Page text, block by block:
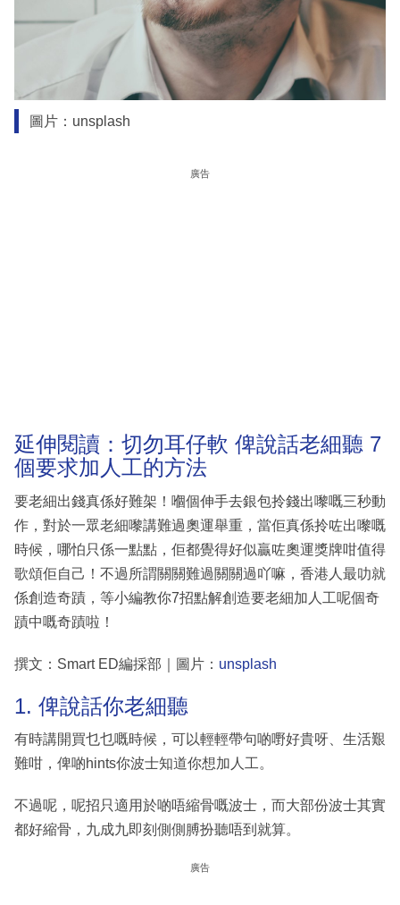
圖片：unsplash
廣告
延伸閱讀：切勿耳仔軟 俾說話老細聽 7
個要求加人工的方法
要老細出錢真係好難架！嗰個伸手去銀包拎錢出嚟嘅三秒動
作，對於一眾老細嚟講難過奧運舉重，當佢真係拎咗出嚟嘅
時候，哪怕只係一點點，佢都覺得好似贏咗奧運獎牌咁值得
歌頌佢自己！不過所謂關關難過關關過吖嘛，香港人最叻就
係創造奇蹟，等小編教你7招點解創造要老細加人工呢個奇
蹟中嘅奇蹟啦！
撰文：Smart ED編採部｜圖片： unsplash
1. 俾說話你老細聽
有時講開買乜乜嘅時候，可以輕輕帶句啲嘢好貴呀、生活艱
難咁，俾啲hints你波士知道你想加人工。
不過呢，呢招只適用於啲唔縮骨嘅波士，而大部份波士其實
都好縮骨，九成九即刻側側膊扮聽唔到就算。
廣告